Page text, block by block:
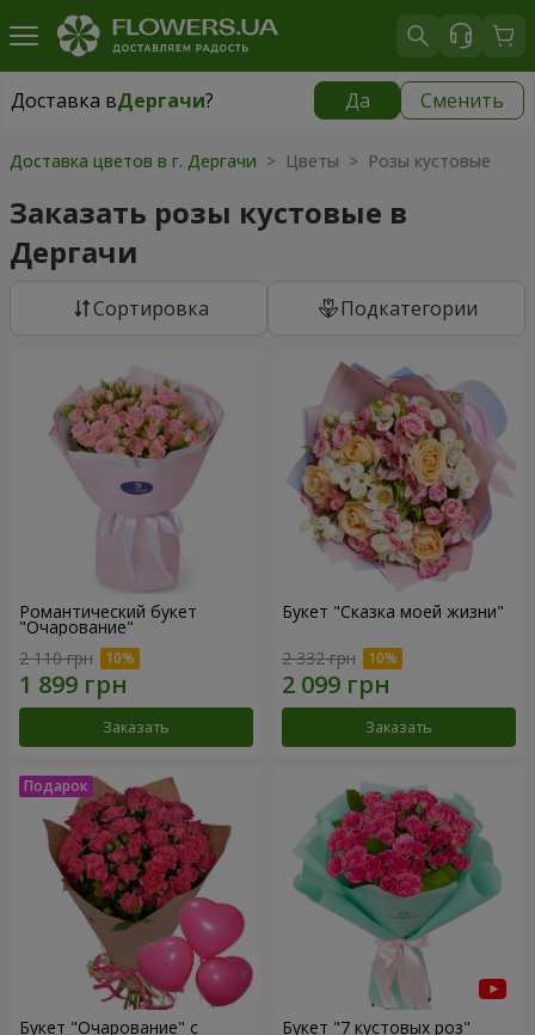
Доставка вДергачи? Да Сменить
Доставка вДергачи|
Доставка цветов в г. Дергачи > Цветы > Розы кустовые
Заказать розы кустовые в
Дергачи
Cортировка Подкатегории
Романтический букет
"Очарование"
2 110 грн
Заказать
Букет "Сказка моей жизни"
2 332 грн
Заказать
Букет "Очарование" с Букет "7 кустовых роз"